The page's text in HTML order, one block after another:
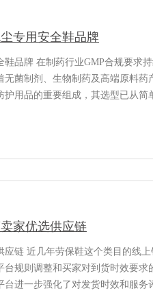
专用安全鞋品牌
品牌 在制药行业GMP合规要求
无菌制剂、生物制药及高端原料
护用品的重要组成，其选型已从
家优选供应链
链 近几年劳保鞋这个类目的线
规则调整和买家对到货时效要
进一步强化了对发货时效和服